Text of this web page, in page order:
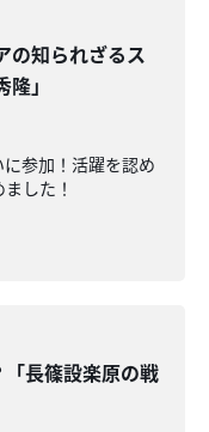
知られざるス
」
参加！活躍を認め
した！
長篠設楽原の戦